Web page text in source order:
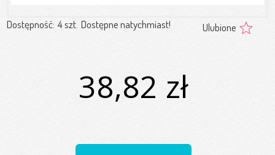
Dostępność: 4 szt. Dostępne natychmiast! Ulubione
38,82 zł